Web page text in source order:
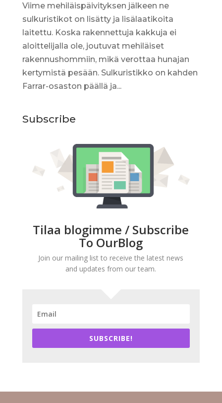
Viime mehiläispäivityksen jälkeen ne
sulkuristikot on lisätty ja lisälaatikoita
laitettu. Koska rakennettuja kakkuja ei
aloittelijalla ole, joutuvat mehiläiset
rakennushommiin, mikä verottaa hunajan
kertymistä pesään. Sulkuristikko on kahden
Farrar-osaston päällä ja...
Subscribe
Tilaa blogimme / Subscribe
To OurBlog
Join our mailing list to receive the latest news
and updates from our team.
SUBSCRIBE!